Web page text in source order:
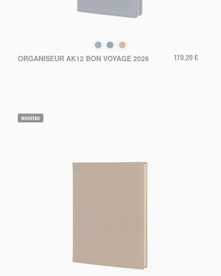
COULEUR
ORGANISEUR AK12 BON VOYAGE 2026 170,20 €
NOUVEAU